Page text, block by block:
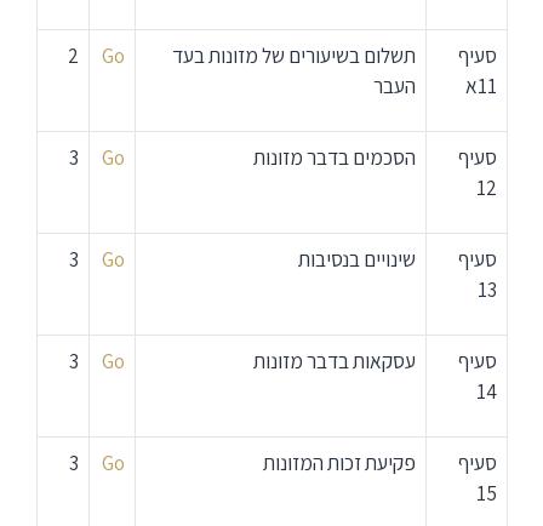
סעיף
11א
תשלום בשיעורים של מזונות בעד
העבר
Go
2
סעיף
12
הסכמים בדבר מזונות Go
3
סעיף
13
שינויים בנסיבות Go
3
סעיף
14
עסקאות בדבר מזונות Go
3
סעיף
15
פקיעת זכות המזונות Go
3